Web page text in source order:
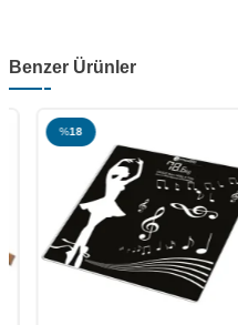
Benzer Ürünler
18